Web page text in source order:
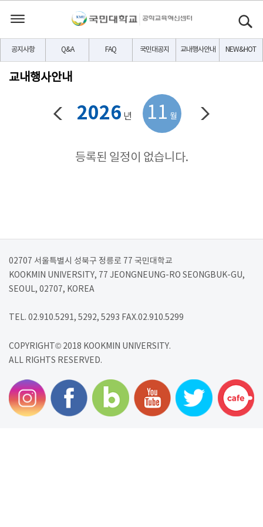
공지사항 Q&A FAQ 국민대공지 교내행사안내 NEW&HOT
교내행사안내
2026 년 11 월
등록된 일정이 없습니다.
02707 서울특별시 성북구 정릉로 77 국민대학교
KOOKMIN UNIVERSITY, 77 JEONGNEUNG-RO SEONGBUK-GU,
SEOUL, 02707, KOREA
TEL. 02.910.5291, 5292, 5293 FAX.02.910.5299
COPYRIGHT© 2018 KOOKMIN UNIVERSITY.
ALL RIGHTS RESERVED.